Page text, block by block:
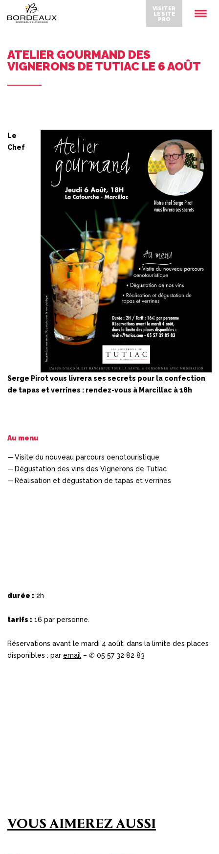
VISITER
LE SITE
PRO
Le
Chef
Serge Pirot vous livrera ses secrets pour la confection
de tapas et verrines : rendez-vous à Marcillac à 18h
Au menu
Visite du nouveau parcours oenotouristique
Dégustation des vins des Vignerons de Tutiac
Réalisation et dégustation de tapas et verrines
durée : 2h
tarifs : 16 par personne.
Réservations avant le mardi 4 août, dans la limite des places
disponibles : par email – ✆ 05 57 32 82 83
ATELIER GOURMAND DES
VIGNERONS DE TUTIAC LE 6 AOÛT
VOUS AIMEREZ AUSSI